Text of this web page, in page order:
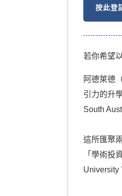
按此登
若你希望
阿德萊德
引力的升
South
這所匯聚
「學術投
University